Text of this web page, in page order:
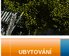
UBYTOVÁNÍ